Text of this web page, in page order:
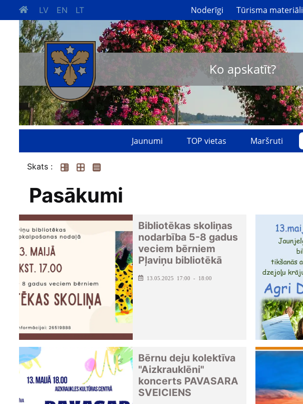
LV EN LT Noderīgi Tūrisma materiāli
Ko apskatīt?
Jaunumi TOP vietas Maršruti
Skats :
Pasākumi
Bibliotēkas skoliņas
nodarbība 5-8 gadus
veciem bērniem
Pļaviņu bibliotēkā
13.05.2025 17:00 - 18:00
Bērnu deju kolektīva
"Aizkrauklēni"
koncerts PAVASARA
SVEICIENS